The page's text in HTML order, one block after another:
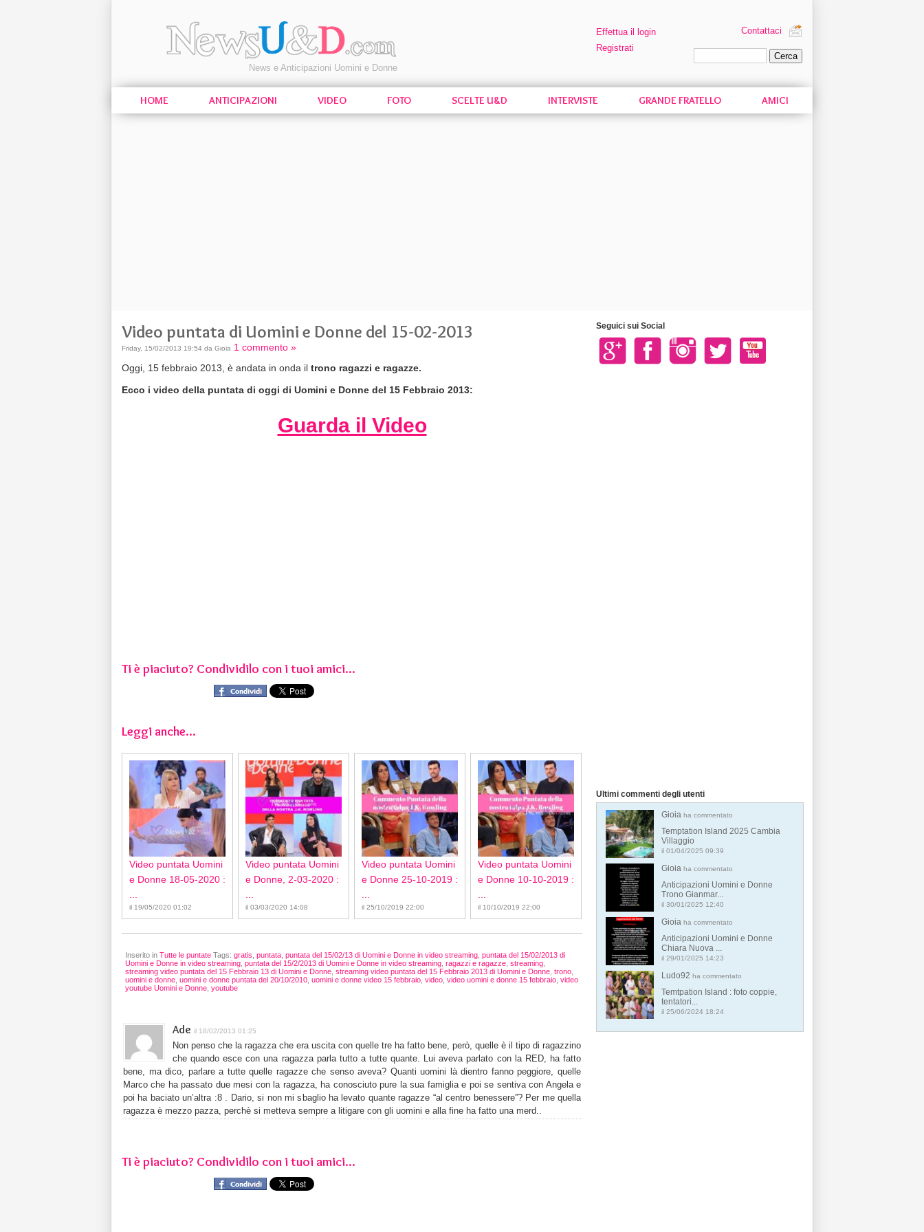
News e Anticipazioni Uomini e Donne
Effettua il login
Registrati
Contattaci
HOME ANTICIPAZIONI VIDEO FOTO SCELTE U&D INTERVISTE GRANDE FRATELLO AMICI
Video puntata di Uomini e Donne del 15-02-2013
Friday, 15/02/2013 19:54 da Gioia 1 commento »
Oggi, 15 febbraio 2013, è andata in onda il trono ragazzi e ragazze.
Ecco i video della puntata di oggi di Uomini e Donne del 15 Febbraio 2013:
Guarda il Video
Ti è piaciuto? Condividilo con i tuoi amici...
Leggi anche...
Video puntata Uomini
e Donne 18-05-2020 :
il 19/05/2020 01:02
Video puntata Uomini
e Donne, 2-03-2020 :
il 03/03/2020 14:08
Video puntata Uomini
e Donne 25-10-2019 :
il 25/10/2019 22:00
Video puntata Uomini
e Donne 10-10-2019 :
il 10/10/2019 22:00
Inserito in Tutte le puntate Tags: gratis puntata puntata del 15/02/13 di Uomini e Donne in video streaming puntata del 15/02/2013 di
Uomini e Donne in video streaming puntata del 15/2/2013 di Uomini e Donne in video streaming ragazzi e ragazze streaming
streaming video puntata del 15 Febbraio 13 di Uomini e Donne streaming video puntata del 15 Febbraio 2013 di Uomini e Donne trono
uomini e donne uomini e donne puntata del 20/10/2010 uomini e donne video 15 febbraio video video uomini e donne 15 febbraio video
youtube Uomini e Donne youtube
Ade il 18/02/2013 01:25
Non penso che la ragazza che era uscita con quelle tre ha fatto bene, però, quelle è il tipo di ragazzino
che quando esce con una ragazza parla tutto a tutte quante. Lui aveva parlato con la RED, ha fatto
bene, ma dico, parlare a tutte quelle ragazze che senso aveva? Quanti uomini là dientro fanno peggiore, quelle
Marco che ha passato due mesi con la ragazza, ha conosciuto pure la sua famiglia e poi se sentiva con Angela e
poi ha baciato un’altra :8 . Dario, si non mi sbaglio ha levato quante ragazze “al centro benessere”? Per me quella
ragazza è mezzo pazza, perchè si metteva sempre a litigare con gli uomini e alla fine ha fatto una merd..
Ti è piaciuto? Condividilo con i tuoi amici...
Seguici sui Social
Ultimi commenti degli utenti
Gioia ha commentato
Temptation Island 2025 Cambia
Villaggio
il 01/04/2025 09:39
Gioia ha commentato
Anticipazioni Uomini e Donne
Trono Gianmar...
il 30/01/2025 12:40
Gioia ha commentato
Anticipazioni Uomini e Donne
Chiara Nuova ...
il 29/01/2025 14:23
Ludo92 ha commentato
Temtpation Island : foto coppie,
tentatori...
il 25/06/2024 18:24